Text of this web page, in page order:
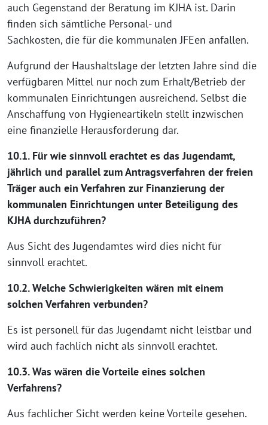
auch Gegenstand der Beratung im KJHA ist. Darin
finden sich sämtliche Personal- und
Sachkosten, die für die kommunalen JFEen anfallen.
Aufgrund der Haushaltslage der letzten Jahre sind die
verfügbaren Mittel nur noch zum Erhalt/Betrieb der
kommunalen Einrichtungen ausreichend. Selbst die
Anschaffung von Hygieneartikeln stellt inzwischen
eine finanzielle Herausforderung dar.
10.1. Für wie sinnvoll erachtet es das Jugendamt,
jährlich und parallel zum Antragsverfahren der freien
Träger auch ein Verfahren zur Finanzierung der
kommunalen Einrichtungen unter Beteiligung des
KJHA durchzuführen?
Aus Sicht des Jugendamtes wird dies nicht für
sinnvoll erachtet.
10.2. Welche Schwierigkeiten wären mit einem
solchen Verfahren verbunden?
Es ist personell für das Jugendamt nicht leistbar und
wird auch fachlich nicht als sinnvoll erachtet.
10.3. Was wären die Vorteile eines solchen
Verfahrens?
Aus fachlicher Sicht werden keine Vorteile gesehen.